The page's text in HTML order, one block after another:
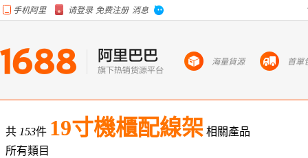
共 153件 19寸機櫃配線架 相關產品
所有類目
海量貨源 首單